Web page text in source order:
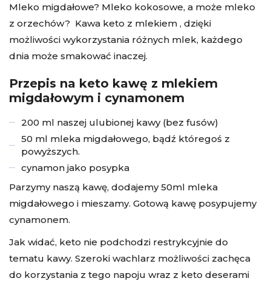
Mleko migdałowe? Mleko kokosowe, a może mleko
z orzechów? Kawa keto z mlekiem , dzięki
możliwości wykorzystania różnych mlek, każdego
dnia może smakować inaczej.
Przepis na keto kawę z mlekiem
migdałowym i cynamonem
200 ml naszej ulubionej kawy (bez fusów)
50 ml mleka migdałowego, bądź któregoś z
powyższych.
cynamon jako posypka
Parzymy naszą kawę, dodajemy 50ml mleka
migdałowego i mieszamy. Gotową kawę posypujemy
cynamonem.
Jak widać, keto nie podchodzi restrykcyjnie do
tematu kawy. Szeroki wachlarz możliwości zachęca
do korzystania z tego napoju wraz z keto deserami